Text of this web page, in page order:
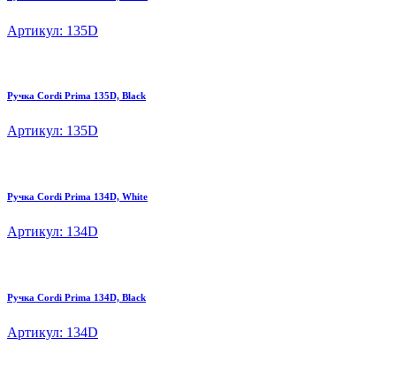
Артикул: 135D
Ручка Cordi Prima 135D, Black
Артикул: 135D
Ручка Cordi Prima 134D, White
Артикул: 134D
Ручка Cordi Prima 134D, Black
Артикул: 134D